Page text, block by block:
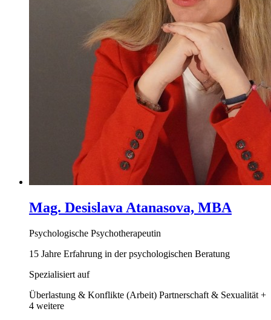
Mag. Desislava Atanasova, MBA
Psychologische Psychotherapeutin
15 Jahre Erfahrung in der psychologischen Beratung
Spezialisiert auf
Überlastung & Konflikte (Arbeit) Partnerschaft & Sexualität +
4 weitere